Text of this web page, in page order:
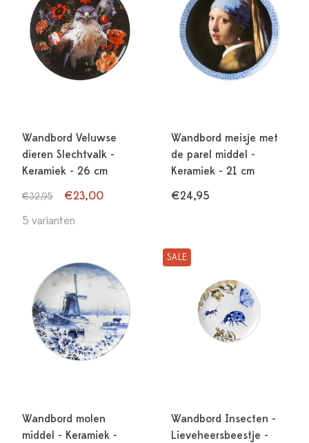
Wandbord Veluwse
dieren Slechtvalk -
Keramiek - 26 cm
€32,95
€23,00
5 varianten
Wandbord meisje met
de parel middel -
Keramiek - 21 cm
€24,95
Wandbord molen
middel - Keramiek -
SALE
Wandbord Insecten -
Lieveheersbeestje -